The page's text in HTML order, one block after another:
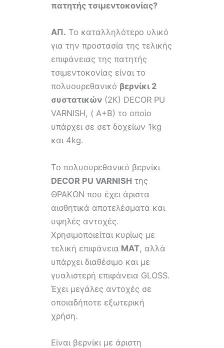
πατητής τσιμεντοκονίας?
ΑΠ. Το καταλληλότερο υλικό
για την προστασία της τελικής
επιφάνειας της πατητής
τσιμεντοκονίας είναι το
πολυουρεθανικό βερνίκι 2
συστατικών (2Κ) DECOR PU
VARNISH, ( Α+B) το οποίο
υπάρχει σε σετ δοχείων 1kg
και 4kg.
Το πολυουρεθανικό βερνίκι
DECOR PU VARNISH της
ΘΡΑΚΩΝ που έχει άριστα
αισθητικά αποτελέσματα και
υψηλές αντοχές.
Χρησιμοποιείται κυρίως με
τελική επιφάνεια ΜΑΤ, αλλά
υπάρχει διαθέσιμο και με
γυαλιστερή επιφάνεια GLOSS.
Έχει μεγάλες αντοχές σε
οποιαδήποτε εξωτερική
χρήση.
Είναι βερνίκι με άριστη